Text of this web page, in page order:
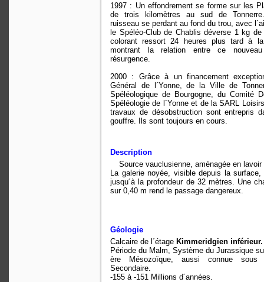
1997 : Un effondrement se forme sur les
de trois kilomètres au sud de
ruisseau se perdant au fond du trou, avec
le Spéléo-Club de Chablis déverse 1 kg
colorant ressort 24 heures plus tard à
montrant la relation entre ce
résurgence.
2000 : Grâce à un financement
Général de l´Yonne, de la Ville de
Spéléologique de Bourgogne, du Comité
Spéléologie de l´Yonne et de la SARL
travaux de désobstruction sont entrepris
gouffre. Ils sont toujours en cours.
Description
Source vauclusienne, aménagée en lavoir
La galerie noyée, visible depuis la surface,
jusqu´à la profondeur de 32 mètres. Une
sur 0,40 m rend le passage dangereux.
Géologie
Calcaire de l´étage Kimmeridgien inférieur.
Période du Malm, Système du Jurassique
ère Mésozoïque, aussi connue
Secondaire.
-155 à -151 Millions d´années.